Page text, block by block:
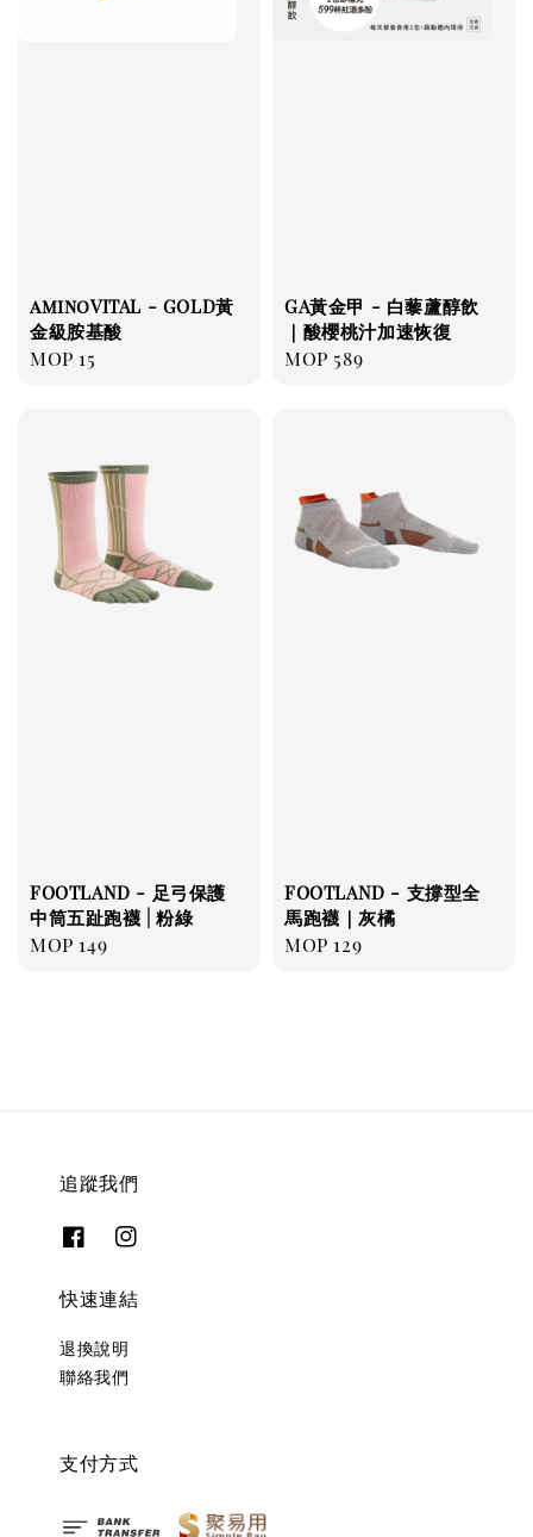
aminoVITAL - GOLD黃
金級胺基酸
Regular
MOP 15
GA黃金甲 - 白藜蘆醇飲
｜酸櫻桃汁加速恢復
Regular
MOP 589
FOOTLAND - 足弓保護
中筒五趾跑襪 | 粉綠
Regular
MOP 149
FOOTLAND - 支撐型全
馬跑襪｜灰橘
Regular
MOP 129
追蹤我們
快速連結
退換說明
聯絡我們
支付方式